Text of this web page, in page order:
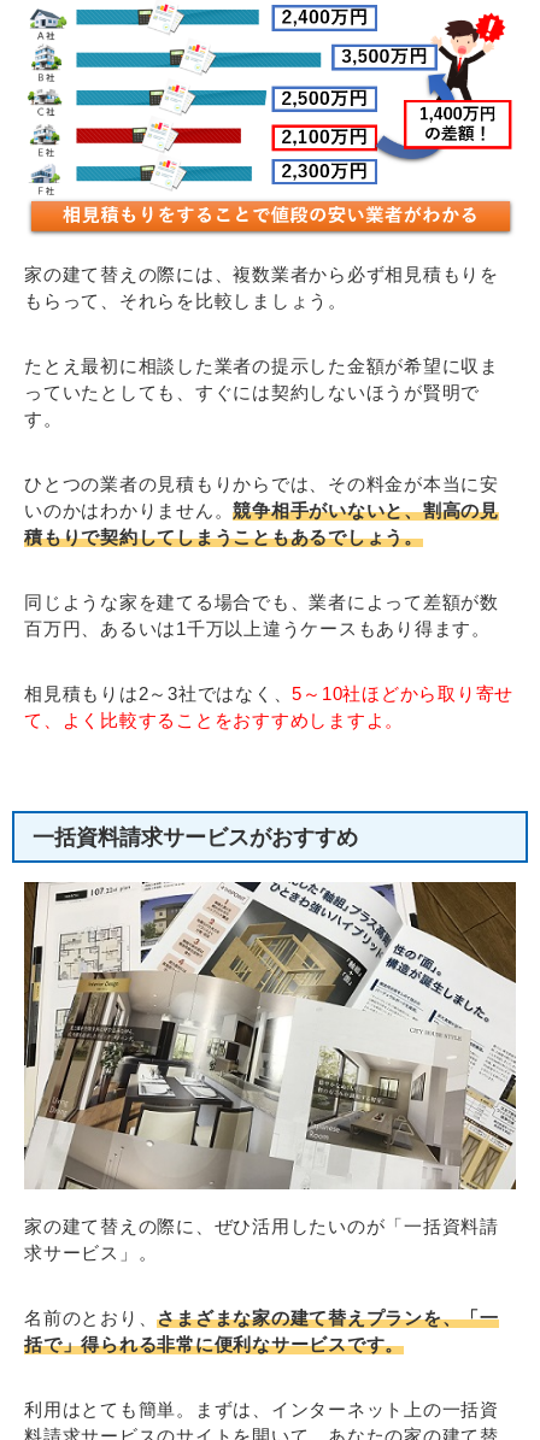
家の建て替えの際には、複数業者から必ず相見積もりを
もらって、それらを比較しましょう。
たとえ最初に相談した業者の提示した金額が希望に収ま
っていたとしても、すぐには契約しないほうが賢明で
す。
ひとつの業者の見積もりからでは、その料金が本当に安
いのかはわかりません。競争相手がいないと、割高の見
積もりで契約してしまうこともあるでしょう。
同じような家を建てる場合でも、業者によって差額が数
百万円、あるいは1千万以上違うケースもあり得ます。
相見積もりは2～3社ではなく、5～10社ほどから取り寄せ
て、よく比較することをおすすめしますよ。
一括資料請求サービスがおすすめ
家の建て替えの際に、ぜひ活用したいのが「一括資料請
求サービス」。
名前のとおり、さまざまな家の建て替えプランを、「一
括で」得られる非常に便利なサービスです。
利用はとても簡単。まずは、インターネット上の一括資